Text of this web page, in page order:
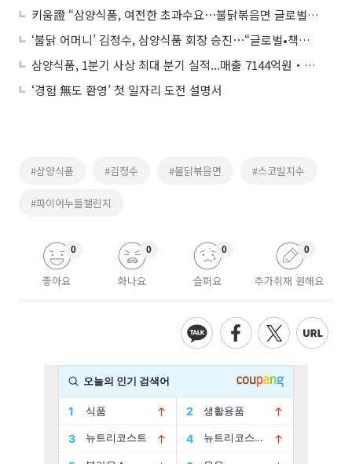
키움證 “삼양식품, 여전한 초과수요⋯불닭볶음면 글로벌 확장성에 영업익↑”
‘불닭 어머니’ 김정수, 삼양식품 회장 승진⋯“글로벌•책임 경영 강화”
삼양식품, 1분기 사상 최대 분기 실적...매출 7144억원‧영업이익 1771억원
‘경험 無도 환영’ 첫 일자리 도전 설명서
#삼양식품 #김정수 #불닭볶음면 #스코빌지수
#파이어누들챌린지
좋아요
0
화나요
0
슬퍼요
0
추가취재 원해요
0